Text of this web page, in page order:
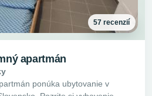
57 recenzií
apartmán
ponúka ubytovanie v